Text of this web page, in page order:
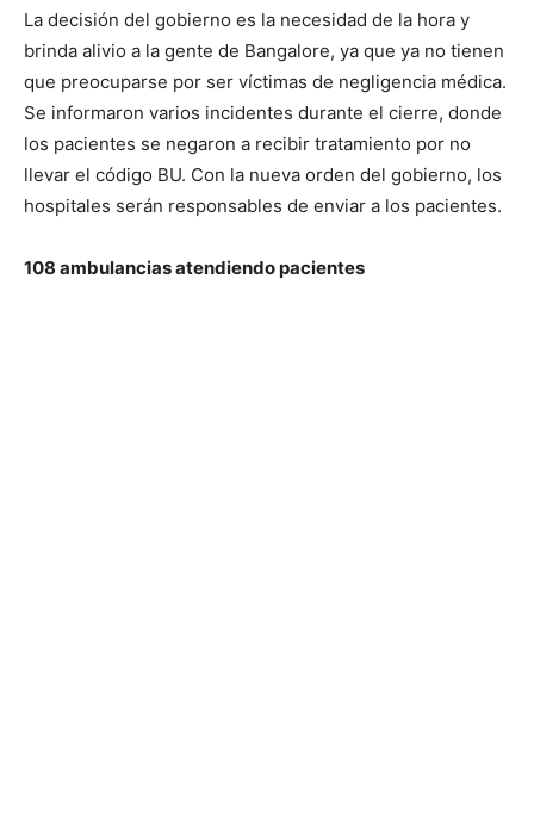
La decisión del gobierno es la necesidad de la hora y
brinda alivio a la gente de Bangalore, ya que ya no tienen
que preocuparse por ser víctimas de negligencia médica.
Se informaron varios incidentes durante el cierre, donde
los pacientes se negaron a recibir tratamiento por no
llevar el código BU. Con la nueva orden del gobierno, los
hospitales serán responsables de enviar a los pacientes.
108 ambulancias atendiendo pacientes